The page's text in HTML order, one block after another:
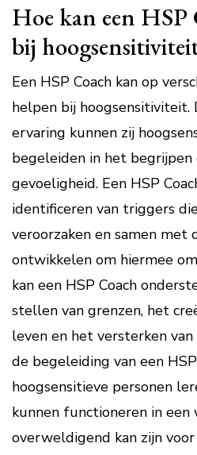
Hoe kan een HSP
bij
Een HSP Coach kan op
helpen bij hoogsensitiviteit.
ervaring kunnen zij
begeleiden in het begrijpen
gevoeligheid. Een HSP
identificeren van triggers
veroorzaken en samen
ontwikkelen om hiermee
kan een HSP Coach
stellen van grenzen, het
leven en het versterken
de begeleiding van een
hoogsensitieve personen
kunnen functioneren in een
overweldigend kan zijn voor